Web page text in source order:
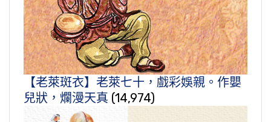
【老萊斑衣】老萊七十，戲彩娛親。作嬰
兒狀，爛漫天真 (14,974)